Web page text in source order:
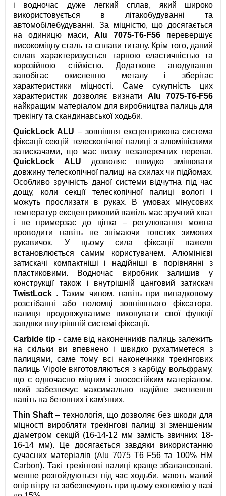
і водночас дуже легкий сплав, який широко
використовується в літакобудуванні та
автомобілебудуванні. За міцністю, що досягається
на одиницю маси, Alu 7075-T6-F56 перевершує
високоміцну сталь та сплави титану. Крім того, даний
сплав характеризується гарною еластичністью та
корозійною стійкістю. Додаткове анодування
запобігає окисленню металу і зберігає
характеристики міцності. Саме сукупність цих
характеристик дозволяє визнати Alu 7075-T6-F56
найкращим матеріалом для виробництва палиць для
трекінгу та скандинавської ходьби.
QuickLock ALU – зовнішня ексцентрикова система
фіксації секцій телескопічної палиці з алюмінієвими
затискачами, що має низку незаперечних переваг.
QuickLock ALU дозволяє швидко змінювати
довжину телескопічної палиці на схилах чи підйомах.
Особливо зручність даної системи відчутна під час
дощу, коли секції телескопічної палиці вологі і
можуть прослизати в руках. В умовах мінусових
температур ексцентриковий важіль має зручний хват
і не примерзає до ціпка – регулювання можна
проводити навіть не знімаючи товстих зимових
рукавичок. У цьому сила фіксації важеля
встановлюється самим користувачем. Алюмінієві
затискачі компактніші і надійніші в порівнянні з
пластиковими. Водночас виробник залишив у
конструкції також і внутрішній цанговий затискач
TwistLock . Таким чином, навіть при випадковому
розстібанні або поломці зовнішнього фіксатора,
палиця продовжуватиме виконувати свої функції
завдяки внутрішній системі фіксації.
Carbide tip- саме від наконечників палиць залежить
на скільки ви впевнено і швидко рухатиметеся з
палицями, саме тому всі наконечники трекінгових
палиць Vipole виготовляються з карбіду вольфраму,
що є одночасно міцним і зносостійким матеріалом,
який забезпечує максимально надійне зчеплення
навіть на бетонних і кам'яних.
Thin Shaft– технологія, що дозволяє без шкоди для
міцності виробляти трекінгові палиці зі зменшеним
діаметром секцій (16-14-12 мм замість звичних 18-
16-14 мм). Це досягається завдяки використанню
сучасних матеріалів (Alu 7075 T6 F56 та 100% HM
Carbon). Такі трекінгові палиці краще збалансовані,
менше розгойдуються під час ходьби, мають малий
опір вітру та забезпечують при цьому економію у вазі